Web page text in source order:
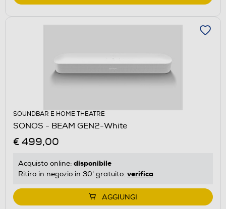
SOUNDBAR E HOME THEATRE
SONOS - BEAM GEN2-White
€ 499,00
Acquisto online: disponibile
Ritiro in negozio in 30' gratuito: verifica
AGGIUNGI